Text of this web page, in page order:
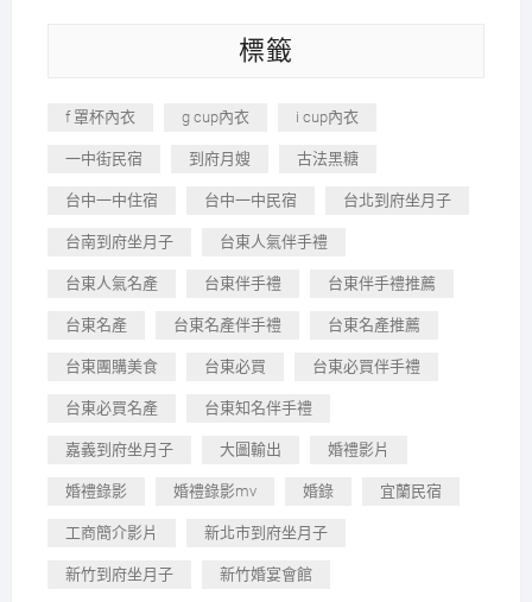
標籤
f 罩杯內衣 g cup內衣 i cup內衣
一中街民宿 到府月嫂 古法黑糖
台中一中住宿 台中一中民宿 台北到府坐月子
台南到府坐月子 台東人氣伴手禮
台東人氣名產 台東伴手禮 台東伴手禮推薦
台東名產 台東名產伴手禮 台東名產推薦
台東團購美食 台東必買 台東必買伴手禮
台東必買名產 台東知名伴手禮
嘉義到府坐月子 大圖輸出 婚禮影片
婚禮錄影 婚禮錄影mv 婚錄 宜蘭民宿
工商簡介影片 新北市到府坐月子
新竹到府坐月子 新竹婚宴會館